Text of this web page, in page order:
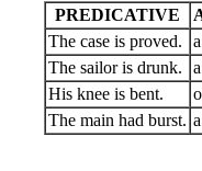
PREDICATIVE
The case is proved.
The sailor is drunk.
His knee is bent.
The main had burst.